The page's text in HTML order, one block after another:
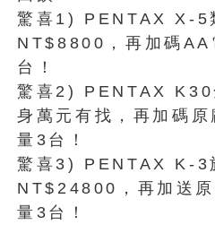
驚喜1) PENTAX X-5
NT$8800，再加碼AA
台！
驚喜2) PENTAX K30
身萬元有找，再加碼原
量3台！
驚喜3) PENTAX K-3
NT$24800，再加送原
量3台！